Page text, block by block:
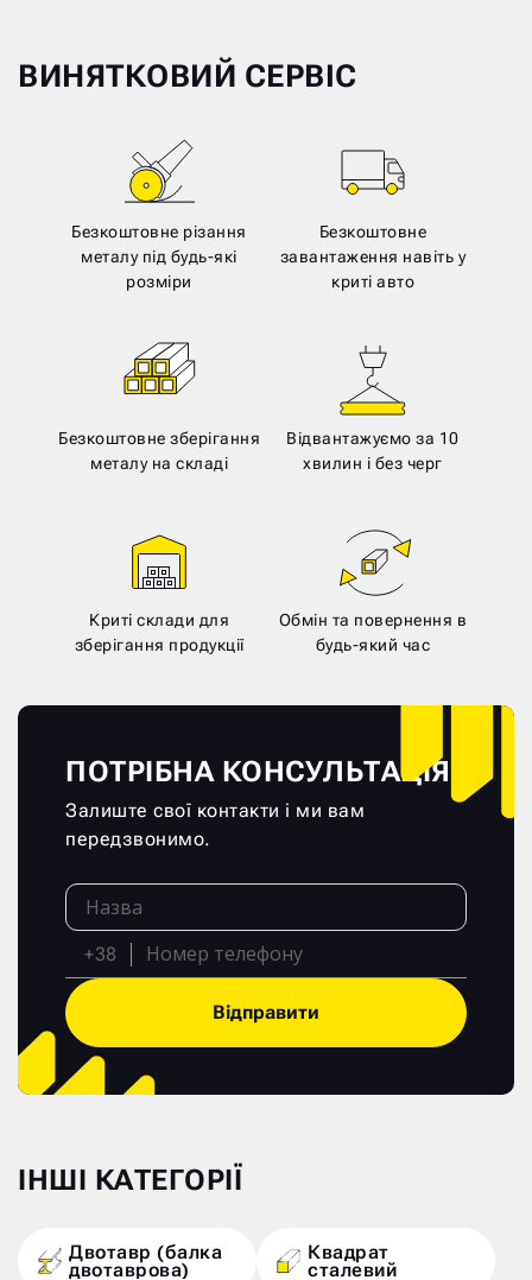
ВИНЯТКОВИЙ СЕРВІС
Безкоштовне різання
металу під будь-які
розміри
Безкоштовне
завантаження навіть у
криті авто
Безкоштовне зберігання
металу на складі
Відвантажуємо за 10
хвилин і без черг
Криті склади для
зберігання продукції
Обмін та повернення в
будь-який час
ПОТРІБНА КОНСУЛЬТАЦІЯ?
Залиште свої контакти і ми вам
передзвонимо.
+38
Відправити
ІНШІ КАТЕГОРІЇ
Двотавр (балка
двотаврова)
Квадрат
сталевий